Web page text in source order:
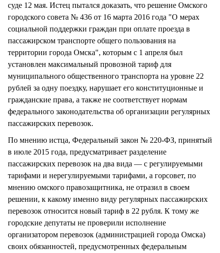
суде 12 мая. Истец пытался доказать, что решение Омского
городского совета № 436 от 16 марта 2016 года "О мерах
социальной поддержки граждан при оплате проезда в
пассажирском транспорте общего пользования на
территории города Омска", которым с 1 апреля был
установлен максимальный провозной тариф для
муниципального общественного транспорта на уровне 22
рублей за одну поездку, нарушает его конституционные и
гражданские права, а также не соответствует нормам
федерального законодательства об организации регулярных
пассажирских перевозок.
По мнению истца, Федеральный закон № 220-ФЗ, принятый
в июле 2015 года, предусматривает разделение
пассажирских перевозок на два вида — с регулируемыми
тарифами и нерегулируемыми тарифами, а горсовет, по
мнению омского правозащитника, не отразил в своем
решении, к какому именно виду регулярных пассажирских
перевозок относится новый тариф в 22 рубля. К тому же
городские депутаты не проверили исполнение
организатором перевозок (администрацией города Омска)
своих обязанностей, предусмотренных федеральным